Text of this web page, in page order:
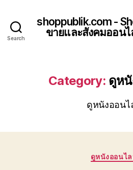
Search
shoppublik.com -
ขายและสังคมออนไ
Category: ดูห
ดูหนังออนไ
ดูหนังออนไ